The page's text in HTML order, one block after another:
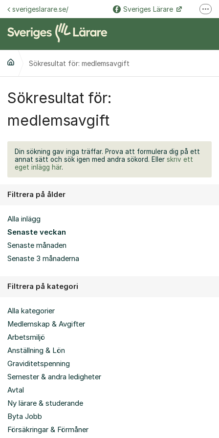
Hoppa till innehåll
sverigeslarare.se/ Sveriges Lärare
Sökresultat för: medlemsavgift
Sökresultat för:
medlemsavgift
Din sökning gav inga träffar. Prova att formulera dig på ett
annat sätt och sök igen med andra sökord. Eller skriv ett
eget inlägg här.
Filtrera på ålder
Alla inlägg
Senaste veckan
Senaste månaden
Senaste 3 månaderna
Filtrera på kategori
Alla kategorier
Medlemskap & Avgifter
Arbetsmiljö
Anställning & Lön
Graviditetspenning
Semester & andra ledigheter
Avtal
Ny lärare & studerande
Byta Jobb
Försäkringar & Förmåner